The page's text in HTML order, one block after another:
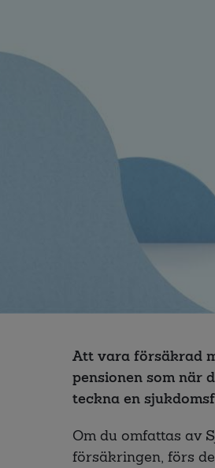
Att vara försäkrad
pensionen som när
teckna en
Om du omfattas av
försäkringen, förs